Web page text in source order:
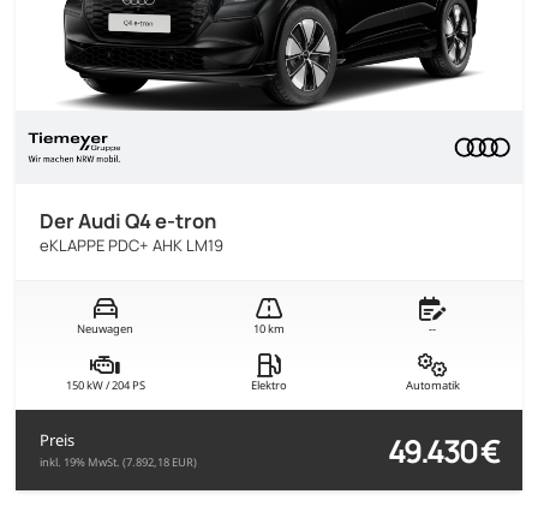
Der Audi Q4 e-tron
eKLAPPE PDC+ AHK LM19
Neuwagen 10 km --
150 kW / 204 PS Elektro Automatik
Preis
inkl. 19% MwSt. (7.892,18 EUR) 49.430 €